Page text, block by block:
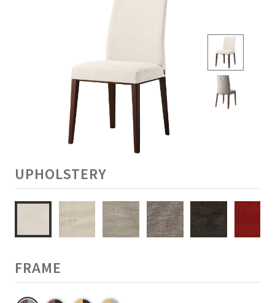
UPHOLSTERY
FRAME